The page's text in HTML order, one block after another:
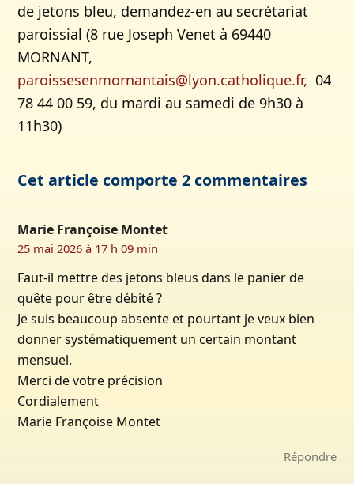
de jetons bleu, demandez-en au secrétariat
paroissial (8 rue Joseph Venet à 69440
MORNANT,
paroissesenmornantais@lyon.catholique.fr, 04
78 44 00 59, du mardi au samedi de 9h30 à
11h30)
Cet article comporte 2 commentaires
Marie Françoise Montet
25 mai 2026 à 17 h 09 min
Faut-il mettre des jetons bleus dans le panier de
quête pour être débité ?
Je suis beaucoup absente et pourtant je veux bien
donner systématiquement un certain montant
mensuel.
Merci de votre précision
Cordialement
Marie Françoise Montet
Répondre